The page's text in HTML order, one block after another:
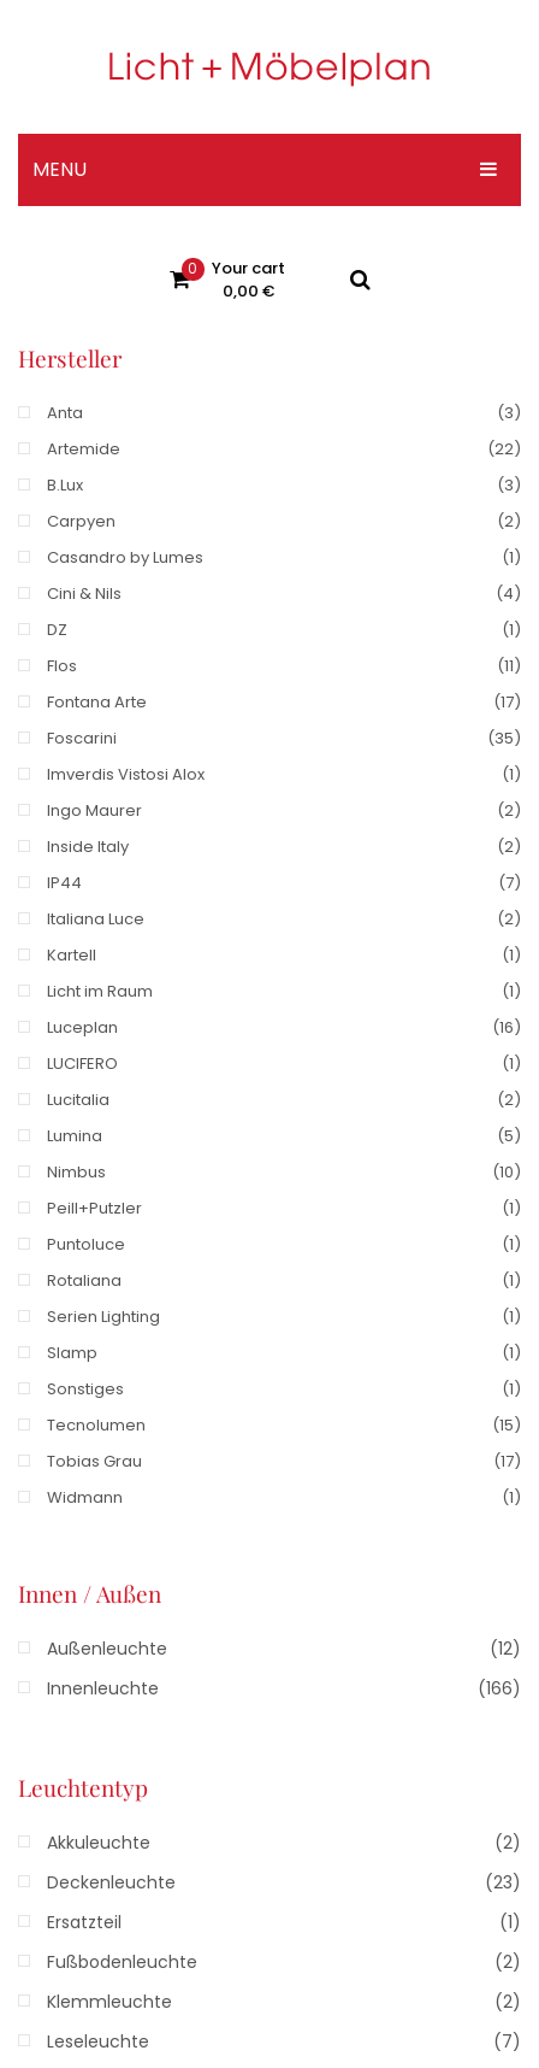
MENU
DESIGNER-SHOP
Datenschutzerklärung
0
Your cart
0,00 €
Hersteller
Anta
(3)
Artemide
(22)
B.Lux
(3)
Carpyen
(2)
Casandro by Lumes
(1)
Cini & Nils
(4)
DZ
(1)
Flos
(11)
Fontana Arte
(17)
Foscarini
(35)
Imverdis Vistosi Alox
(1)
Ingo Maurer
(2)
Inside Italy
(2)
IP44
(7)
Italiana Luce
(2)
Kartell
(1)
Licht im Raum
(1)
Luceplan
(16)
LUCIFERO
(1)
Lucitalia
(2)
Lumina
(5)
Nimbus
(10)
Peill+Putzler
(1)
Puntoluce
(1)
Rotaliana
(1)
Serien Lighting
(1)
Slamp
(1)
Sonstiges
(1)
Tecnolumen
(15)
Tobias Grau
(17)
Widmann
(1)
Innen / Außen
Außenleuchte
(12)
Innenleuchte
(166)
Leuchtentyp
Akkuleuchte
(2)
Deckenleuchte
(23)
Ersatzteil
(1)
Fußbodenleuchte
(2)
Klemmleuchte
(2)
Leseleuchte
(7)